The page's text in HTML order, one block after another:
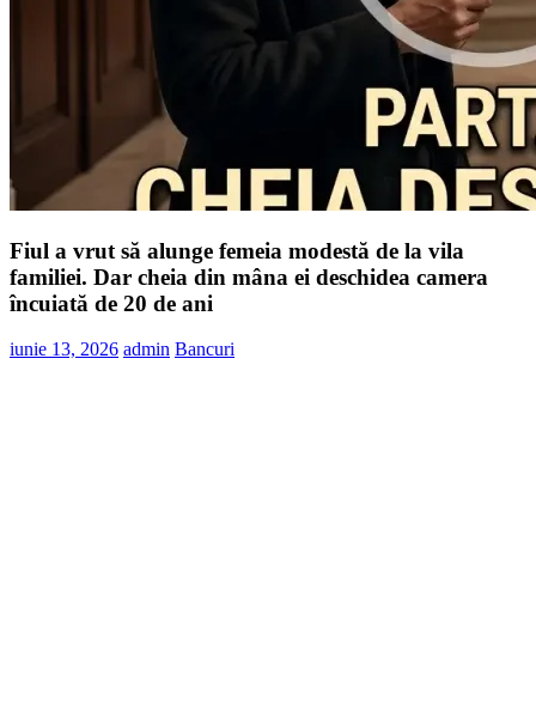
Fiul a vrut să alunge femeia modestă de la vila
familiei. Dar cheia din mâna ei deschidea camera
încuiată de 20 de ani
iunie 13, 2026 admin Bancuri